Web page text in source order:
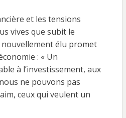
et les tensions
vives que subit le
élu promet
: « Un
à l’investissement, aux
ne pouvons pas
ceux qui veulent un